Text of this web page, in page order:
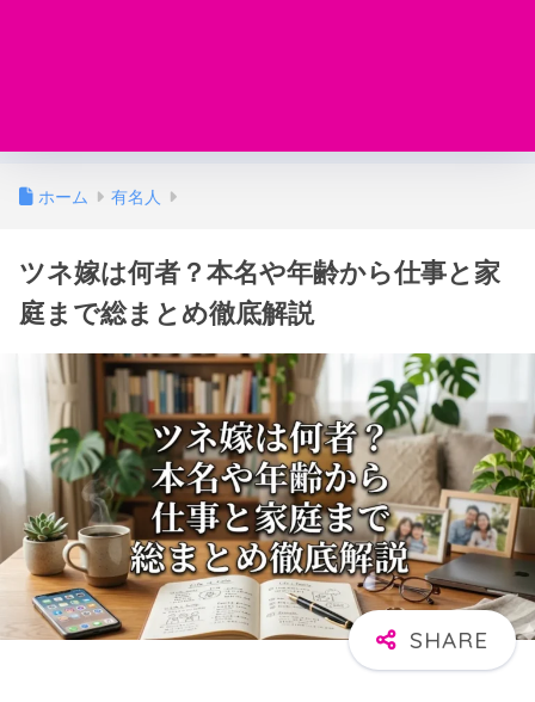
ホーム 有名人
ツネ嫁は何者？本名や年齢から仕事と家
庭まで総まとめ徹底解説